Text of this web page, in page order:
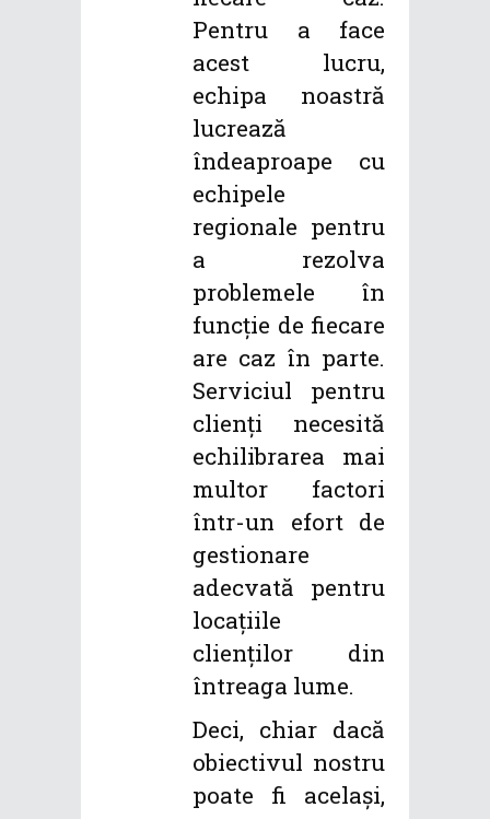
Pentru a face
acest lucru,
echipa noastră
lucrează
îndeaproape cu
echipele
regionale pentru
a rezolva
problemele în
funcție de fiecare
are caz în parte.
Serviciul pentru
clienți necesită
echilibrarea mai
multor factori
într-un efort de
gestionare
adecvată pentru
locațiile
clienților din
întreaga lume.
Deci, chiar dacă
obiectivul nostru
poate fi același,